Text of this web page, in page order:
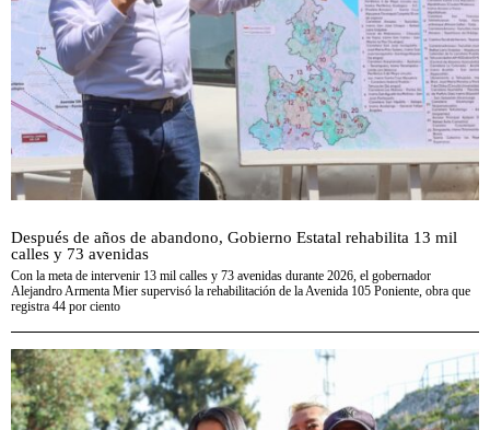
Después de años de abandono, Gobierno Estatal rehabilita 13 mil
calles y 73 avenidas
Con la meta de intervenir 13 mil calles y 73 avenidas durante 2026, el gobernador
Alejandro Armenta Mier supervisó la rehabilitación de la Avenida 105 Poniente, obra que
registra 44 por ciento